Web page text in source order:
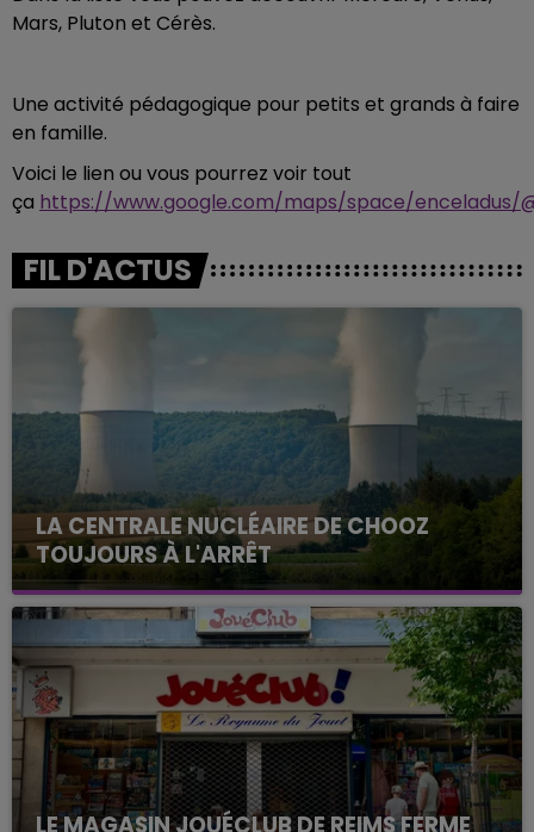
Mars, Pluton et Cérès.
Une activité pédagogique pour petits et grands à faire
en famille.
Voici le lien ou vous pourrez voir tout
ça https://www.google.com/maps/space/enceladus/
FIL D'ACTUS
LA CENTRALE NUCLÉAIRE DE CHOOZ
TOUJOURS À L'ARRÊT
Cela fait déjà une semaine que la centrale
nucléaire ardennaise est à l'arrêt. Une situation
justifiée par la sécheresse intense qui est toujours
présente.
LE MAGASIN JOUÉCLUB DE REIMS FERME